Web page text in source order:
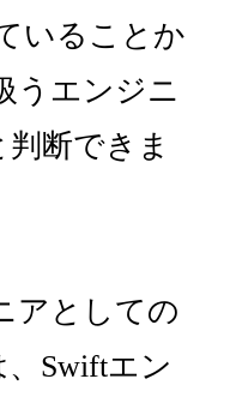
いることか
うエンジニ
断できま
アとしての
Swiftエン